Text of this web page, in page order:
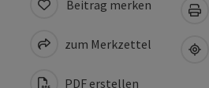
Beitrag merken
zum Merkzettel
PDF erstellen